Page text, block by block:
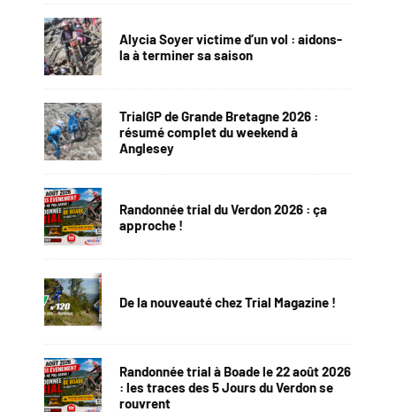
Alycia Soyer victime d’un vol : aidons-
la à terminer sa saison
TrialGP de Grande Bretagne 2026 :
résumé complet du weekend à
Anglesey
Randonnée trial du Verdon 2026 : ça
approche !
De la nouveauté chez Trial Magazine !
Randonnée trial à Boade le 22 août 2026
: les traces des 5 Jours du Verdon se
rouvrent